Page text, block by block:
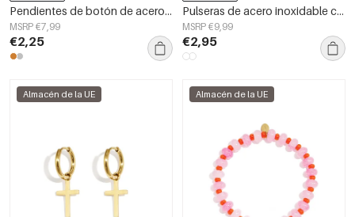
Pendientes de botón de acero inoxidable con forma de gota, sencillos, de la serie Daily Simple, joyería para mujer.
MSRP €7,99
€2,25
Pulseras de acero inoxidable con dijes de forma irregular, sencillas, de la serie Simple Daily, joyería para mujer
MSRP €9,99
€2,95
Almacén de la UE Almacén de la UE